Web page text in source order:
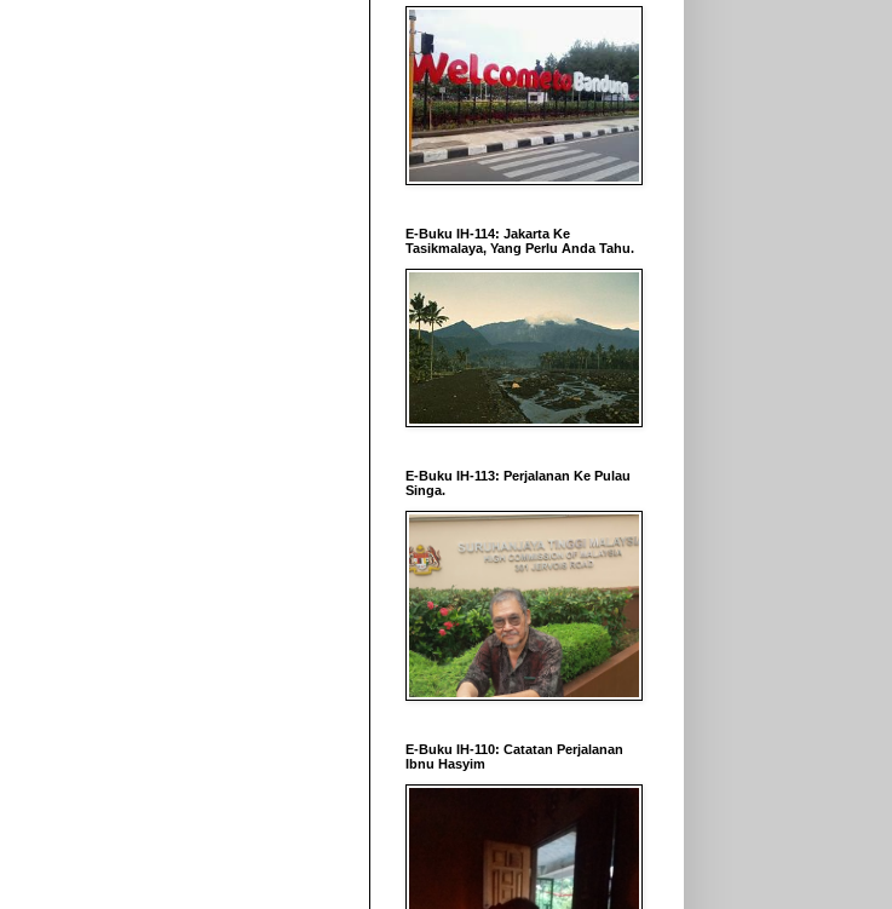
E-Buku IH-114: Jakarta Ke
Tasikmalaya, Yang Perlu Anda Tahu.
E-Buku IH-113: Perjalanan Ke Pulau
Singa.
E-Buku IH-110: Catatan Perjalanan
Ibnu Hasyim